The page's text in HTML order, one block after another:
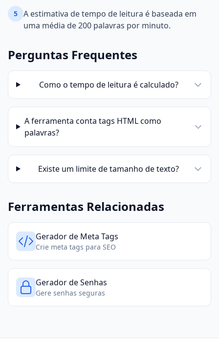
5
A estimativa de tempo de leitura é baseada em
uma média de 200 palavras por minuto.
Perguntas Frequentes
Como o tempo de leitura é calculado?
A ferramenta conta tags HTML como
palavras?
Existe um limite de tamanho de texto?
Ferramentas Relacionadas
Gerador de Meta Tags
Crie meta tags para SEO
Gerador de Senhas
Gere senhas seguras